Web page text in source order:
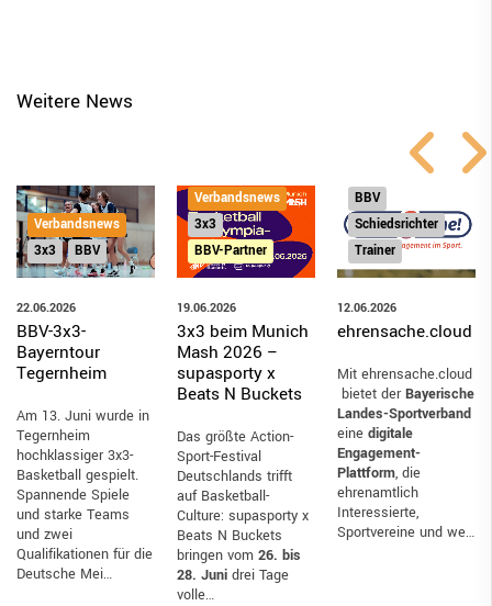
Weitere News
Verbandsnews
3x3
BBV
22.06.2026
BBV-3x3-
Bayerntour
Tegernheim
Am 13. Juni wurde in
Tegernheim
hochklassiger 3x3-
Basketball gespielt.
Spannende Spiele
und starke Teams
und zwei
Qualifikationen für die
Deutsche Mei…
Verbandsnews
3x3
BBV-Partner
19.06.2026
3x3 beim Munich
Mash 2026 –
supasporty x
Beats N Buckets
Das größte Action-
Sport-Festival
Deutschlands trifft
auf Basketball-
Culture: supasporty x
Beats N Buckets
bringen vom 26. bis
28. Juni drei Tage
volle…
Verbandsnews
BBV
Schiedsrichter
Trainer
12.06.2026
ehrensache.cloud
Mit ehrensache.cloud
bietet der Bayerische
Landes-Sportverband
eine digitale
Engagement-
Plattform, die
ehrenamtlich
Interessierte,
Sportvereine und we…